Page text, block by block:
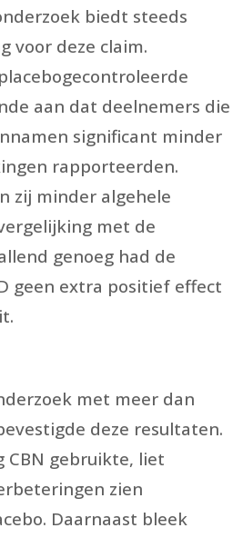
biedt steeds
voor deze claim.
aan dat deelnemers die
significant minder
rapporteerden.
zij minder algehele
met de
genoeg had de
geen extra positief effect
met meer dan
deze resultaten.
CBN gebruikte, liet
zien
Daarnaast bleek